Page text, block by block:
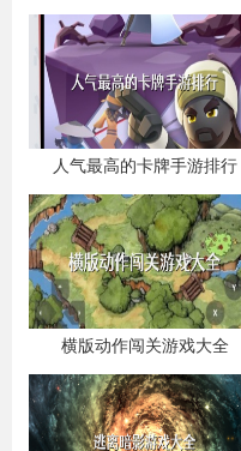
人气最高的卡牌手游排行
横版动作闯关游戏大全